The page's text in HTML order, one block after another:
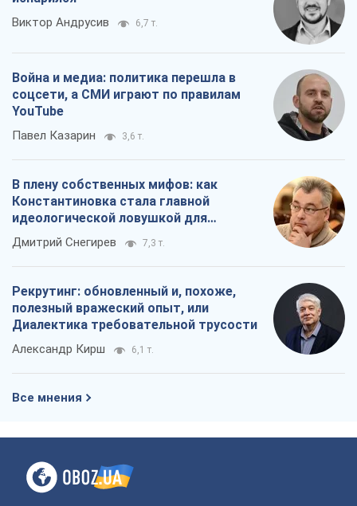
Виктор Андрусив 6,7 т.
Война и медиа: политика перешла в
соцсети, а СМИ играют по правилам
YouTube
Павел Казарин 3,6 т.
В плену собственных мифов: как
Константиновка стала главной
идеологической ловушкой для
российских оккупантов
Дмитрий Снегирев 7,3 т.
Рекрутинг: обновленный и, похоже,
полезный вражеский опыт, или
Диалектика требовательной трусости
Александр Кирш 6,1 т.
Все мнения